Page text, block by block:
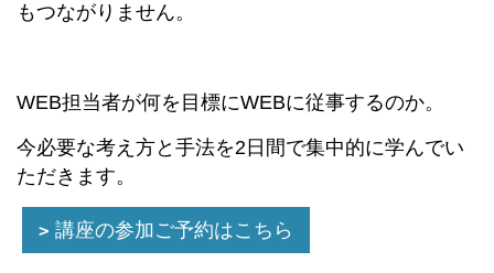
もつながりません。
WEB担当者が何を目標にWEBに従事するのか。
今必要な考え方と手法を2日間で集中的に学んでい
ただきます。
講座の参加ご予約はこちら